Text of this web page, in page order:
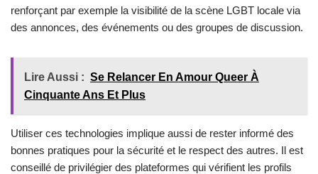
renforçant par exemple la visibilité de la scène LGBT locale via
des annonces, des événements ou des groupes de discussion.
Lire Aussi : Se Relancer En Amour Queer À
Cinquante Ans Et Plus
Utiliser ces technologies implique aussi de rester informé des
bonnes pratiques pour la sécurité et le respect des autres. Il est
conseillé de privilégier des plateformes qui vérifient les profils